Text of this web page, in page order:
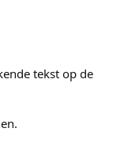
tekst op de